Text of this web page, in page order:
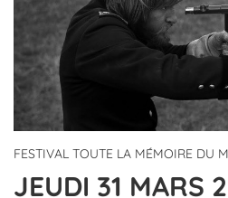
FESTIVAL TOUTE LA MÉMOIRE DU
JEUDI 31 MARS